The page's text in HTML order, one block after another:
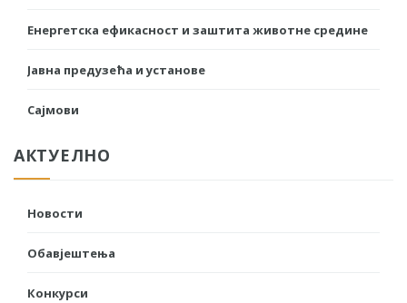
Енергетска ефикасност и заштита животне средине
Јавна предузећа и установе
Сајмови
АКТУЕЛНО
Новости
Обавјештења
Конкурси